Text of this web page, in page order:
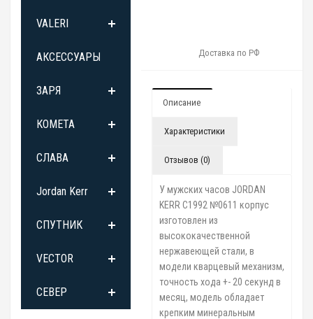
VALERI
АКСЕССУАРЫ
ЗАРЯ
КОМЕТА
СЛАВА
Jordan Kerr
СПУТНИК
VECTOR
СЕВЕР
Доставка по РФ
Описание
Характеристики
Отзывов (0)
У мужских часов JORDAN
KERR C1992 №0611 корпус
изготовлен из
высококачественной
нержавеющей стали, в
модели кварцевый механизм,
точность хода +- 20 секунд в
месяц, модель обладает
крепким минеральным